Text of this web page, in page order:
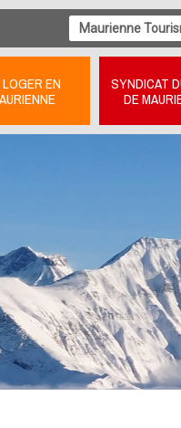
Maurienne
EN
SYNDICAT
DE